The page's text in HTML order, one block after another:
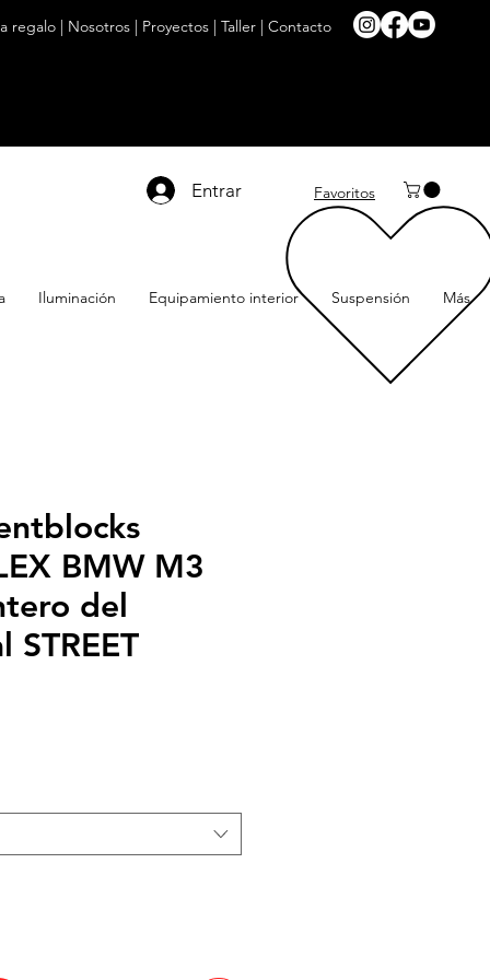
regalo | Nosotros | Proyectos | Taller | Contacto
Entrar Favoritos
Iluminación Equipamiento interior Suspensión Más
BMW M3
del
STREET